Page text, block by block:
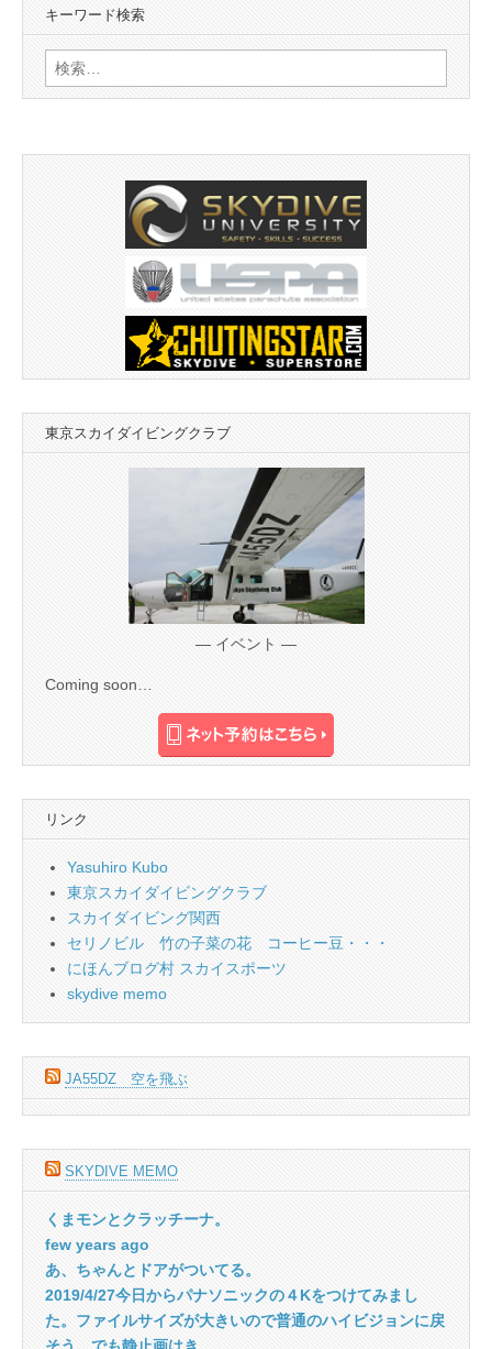
キーワード検索
検
索:
東京スカイダイビングクラブ
— イベント —
Coming soon…
リンク
Yasuhiro Kubo
東京スカイダイビングクラブ
スカイダイビング関西
セリノビル 竹の子菜の花 コーヒー豆・・・
にほんブログ村 スカイスポーツ
skydive memo
JA55DZ 空を飛ぶ
SKYDIVE MEMO
くまモンとクラッチーナ。
few years ago
あ、ちゃんとドアがついてる。
2019/4/27今日からパナソニックの４Kをつけてみまし
た。ファイルサイズが大きいので普通のハイビジョンに戻
そう。でも静止画はき...